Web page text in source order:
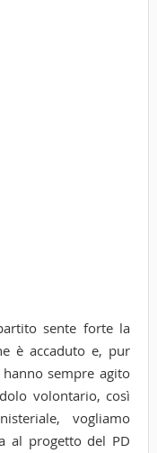
sente forte la
è accaduto e, pur
sempre agito
volontario, così
vogliamo
al progetto del PD